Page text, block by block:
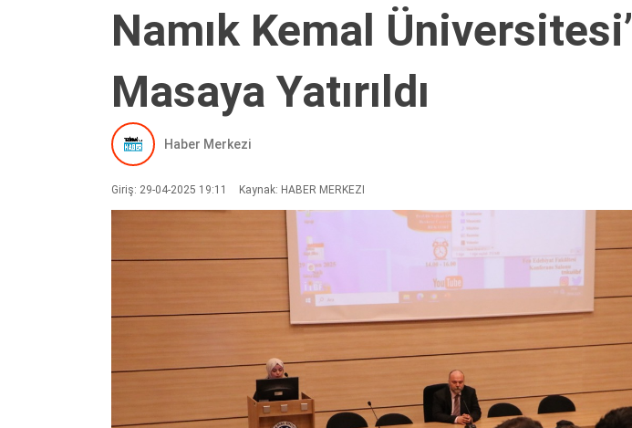
Namık Kemal
Masaya Yatırıldı
Haber Merkezi
Giriş: 29-04-2025 19:11 Kaynak: HABER MERKEZI